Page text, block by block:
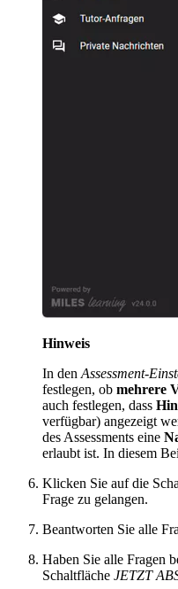
Hinweis
In den Assessment-
festlegen, ob mehrere
auch festlegen, dass
verfügbar) angezeigt
des Assessments eine
erlaubt ist. In diesem
Klicken Sie auf die
Frage zu gelangen.
Beantworten Sie alle
Haben Sie alle Fragen
Schaltfläche JETZT